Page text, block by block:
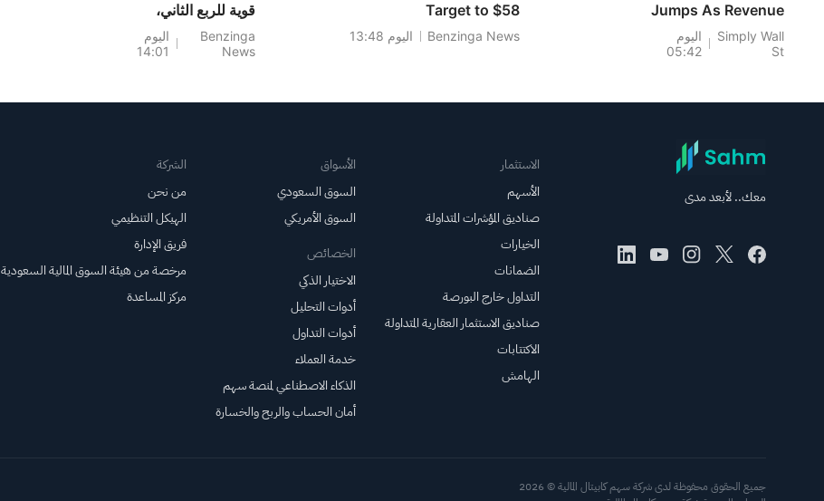
Jumps As Revenue
Surge Outruns
Loss Concerns
Simply Wall
St
اليوم
05:42
Target to $58
Benzinga News اليوم 13:48
قوية للربع الثاني،
لتنضم بذلك إلى
شركات إنسمد،
Benzinga
News
اليوم
14:01
معك.. لأبعد مدى
الاستثمار
الأسهم
صناديق المؤشرات المتداولة
الخيارات
الضمانات
التداول خارج البورصة
صناديق الاستثمار العقارية المتداولة
الاكتتابات
الهامش
الأسواق
السوق السعودي
السوق الأمريكي
الخصائص
الاختيار الذكي
أدوات التحليل
أدوات التداول
خدمة العملاء
الذكاء الاصطناعي لمنصة سهم
أمان الحساب والربح والخسارة
الشركة
من نحن
الهيكل التنظيمي
فريق الإدارة
مرخصة من هيئة السوق المالية السعودية
مركز المساعدة
جميع الحقوق محفوظة لدى شركة سهم كابيتال المالية © 2026